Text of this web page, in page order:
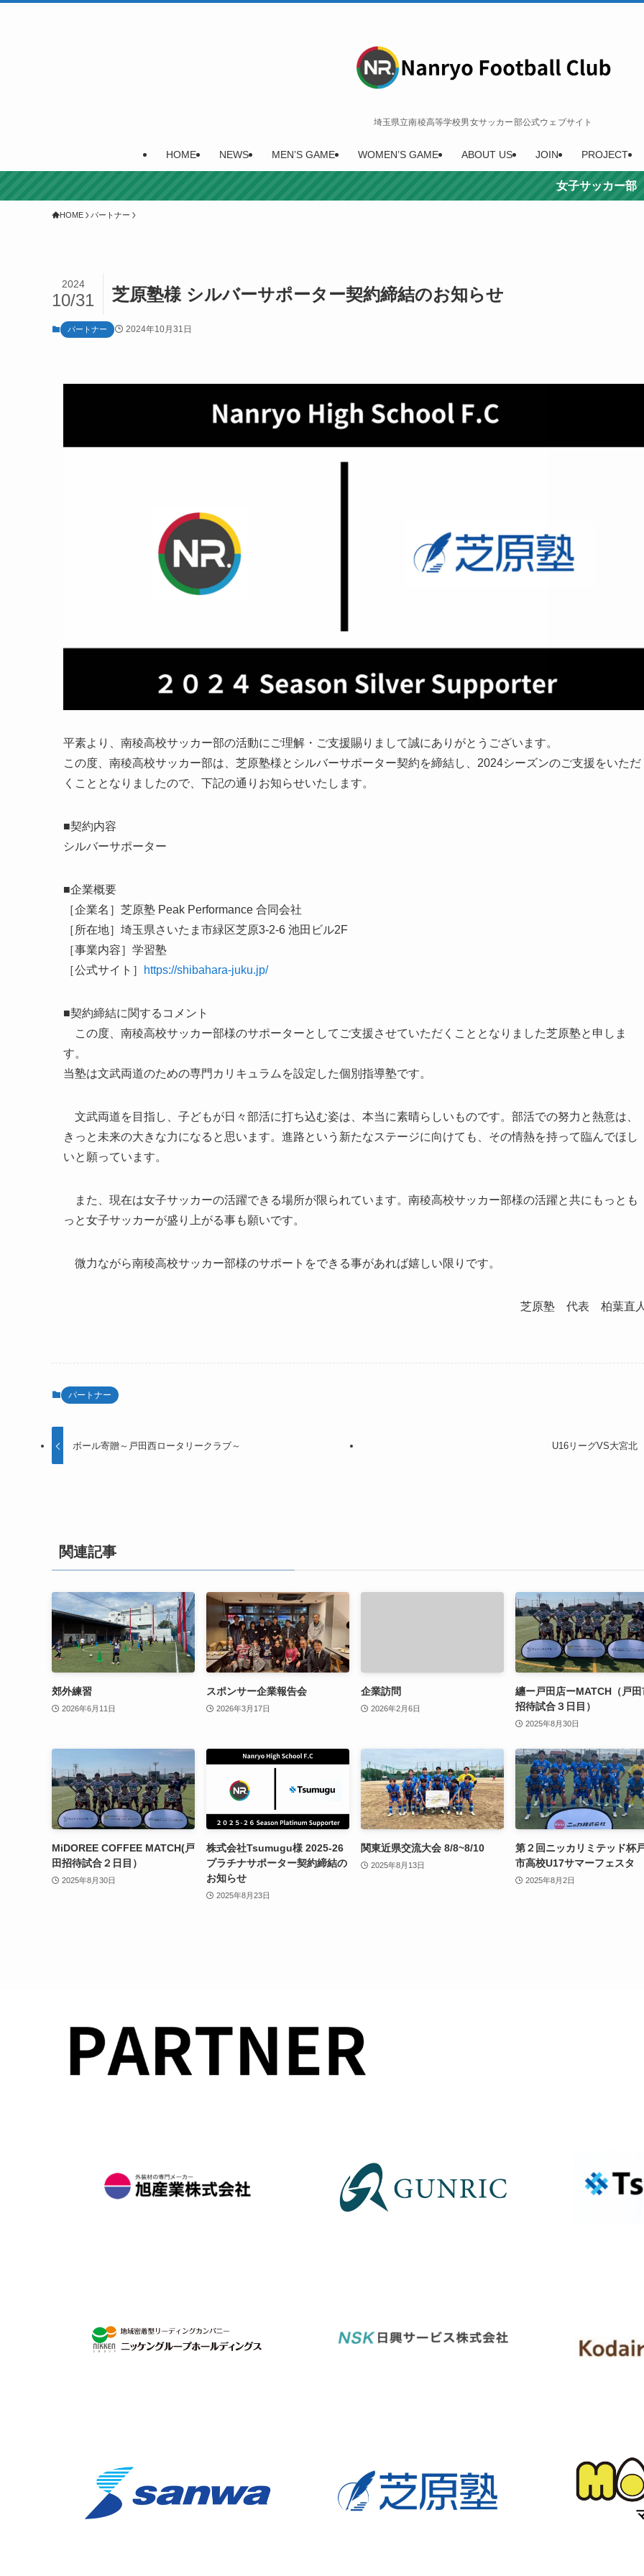
埼玉県立南稜高等学校男女サッカー部公式ウェブサイト
HOME NEWS MEN’S GAME WOMEN’S GAME ABOUT US JOIN PROJECT
女子サッカー部 インターハイ3
HOME パートナー
芝原塾様 シルバーサポーター契約締結のお知らせ
2024
10/31
パートナー 2024年10月31日
平素より、南稜高校サッカー部の活動にご理解・ご支援賜りまして誠にありがとうございます。
この度、南稜高校サッカー部は、芝原塾様とシルバーサポーター契約を締結し、2024シーズンのご支援をいただ
くこととなりましたので、下記の通りお知らせいたします。
■契約内容
シルバーサポーター
■企業概要
［企業名］芝原塾 Peak Performance 合同会社
［所在地］埼玉県さいたま市緑区芝原3-2-6 池田ビル2F
［事業内容］学習塾
［公式サイト］
https://shibahara-juku.jp/
■契約締結に関するコメント
この度、南稜高校サッカー部様のサポーターとしてご支援させていただくこととなりました芝原塾と申しま
す。
当塾は文武両道のための専門カリキュラムを設定した個別指導塾です。
文武両道を目指し、子どもが日々部活に打ち込む姿は、本当に素晴らしいものです。部活での努力と熱意は、
きっと未来の大きな力になると思います。進路という新たなステージに向けても、その情熱を持って臨んでほし
いと願っています。
また、現在は女子サッカーの活躍できる場所が限られています。南稜高校サッカー部様の活躍と共にもっとも
っと女子サッカーが盛り上がる事も願いです。
微力ながら南稜高校サッカー部様のサポートをできる事があれば嬉しい限りです。
芝原塾 代表 柏葉直
パートナー
ボール寄贈～戸田西ロータリークラブ～ U16リーグVS大宮北
関連記事
郊外練習
2026年6月11日
スポンサー企業報告会
2026年3月17日
企業訪問
2026年2月6日
纏ー戸田店ーMATCH（戸田
招待試合３日目）
2025年8月30日
MiDOREE COFFEE MATCH(戸
田招待試合２日目）
2025年8月30日
株式会社Tsumugu様 2025-26
プラチナサポーター契約締結の
お知らせ
2025年8月23日
関東近県交流大会 8/8~8/10
2025年8月13日
第２回ニッカリミテッド杯
市高校U17サマーフェスタ
2025年8月2日